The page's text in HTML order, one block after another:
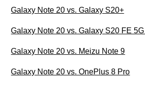
Galaxy Note 20 vs. Galaxy S20+
Galaxy Note 20 vs. Galaxy S20 FE
Galaxy Note 20 vs. Meizu Note 9
Galaxy Note 20 vs. OnePlus 8 Pro